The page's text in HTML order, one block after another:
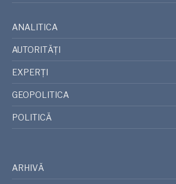
ANALITICA
AUTORITĂȚI
EXPERȚI
GEOPOLITICA
POLITICĂ
ARHIVĂ